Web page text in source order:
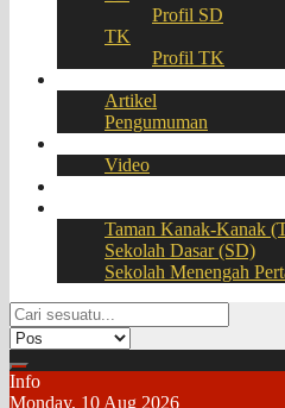
Profil SD
TK
Profil TK
Artikel
Pengumuman
Video
Taman Kanak-Kanak
Sekolah Dasar (SD)
Sekolah Menengah
Info
Monday, 10 Aug 2026